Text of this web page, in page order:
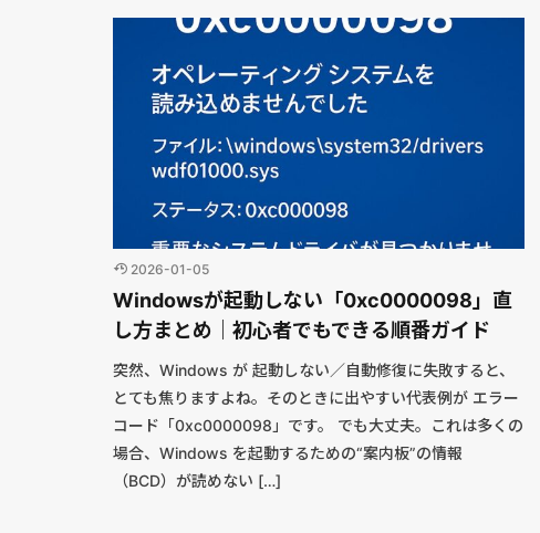
2026-01-05
Windowsが起動しない「0xc0000098」直
し方まとめ｜初心者でもできる順番ガイド
突然、Windows が 起動しない／自動修復に失敗すると、
とても焦りますよね。そのときに出やすい代表例が エラー
コード「0xc0000098」です。 でも大丈夫。これは多くの
場合、Windows を起動するための“案内板”の情報
（BCD）が読めない […]